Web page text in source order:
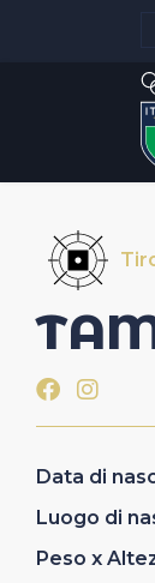
Data di
Luogo di
Peso x